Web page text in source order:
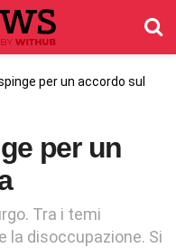
per un accordo sul
per un
Tra i temi
la disoccupazione. Si